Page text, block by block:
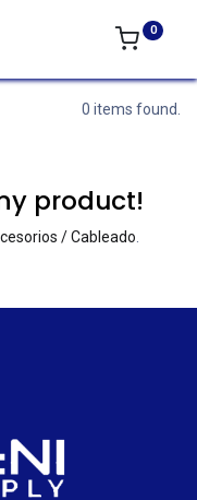
0
0 items found.
product!
/ Cableado